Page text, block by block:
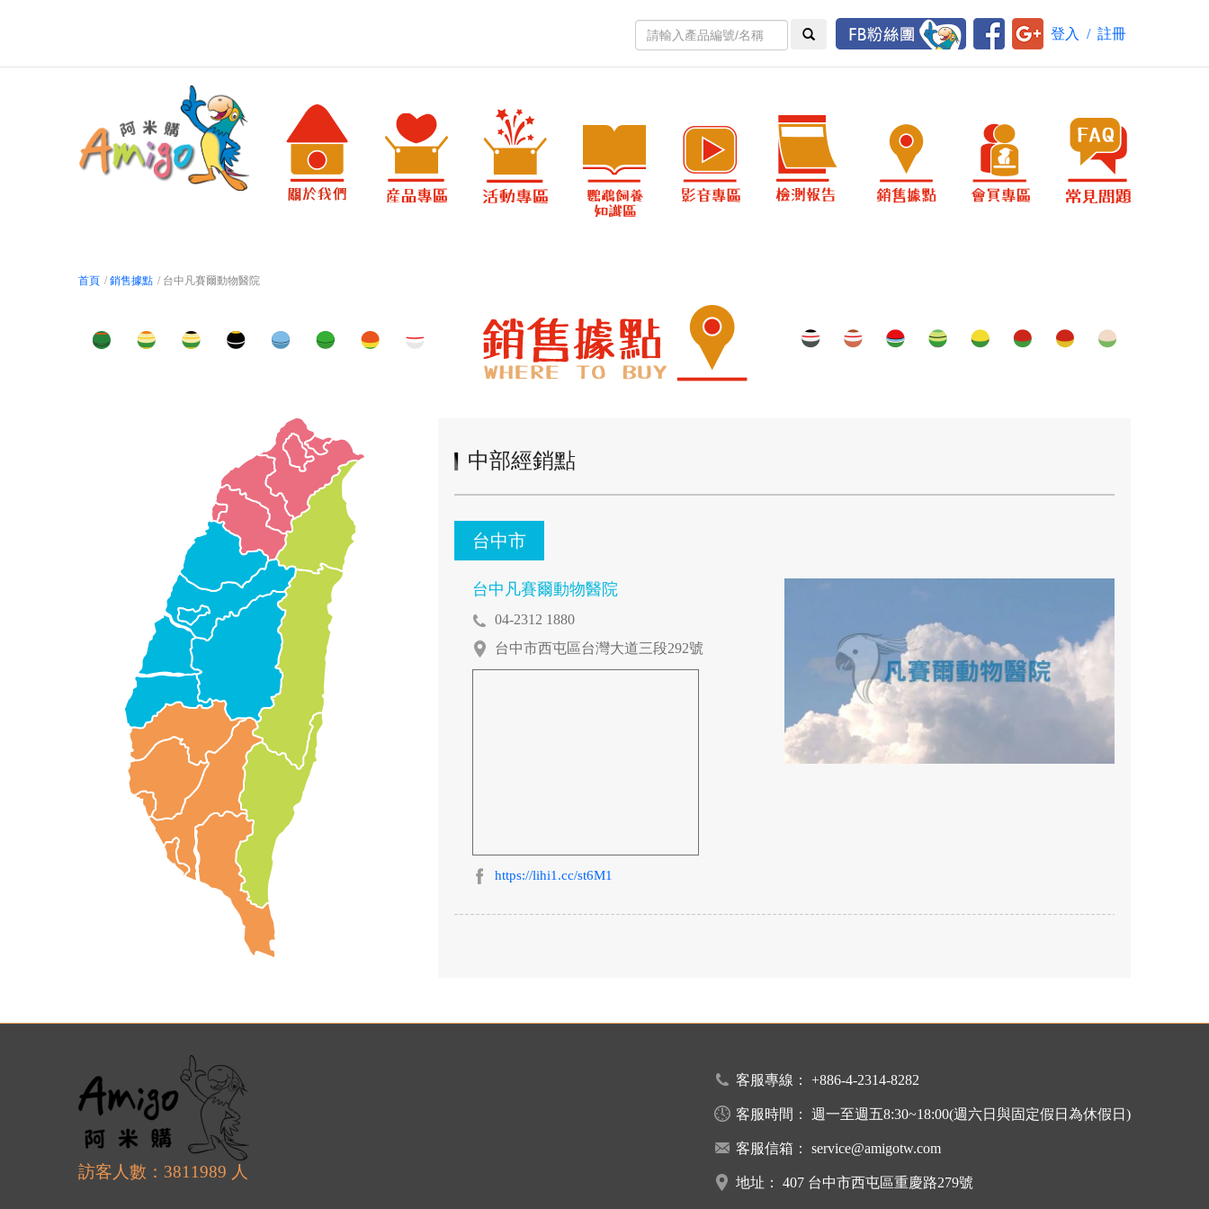
登入 / 註冊
首頁 / 銷售據點 / 台中凡賽爾動物醫院
中部經銷點
台中市
台中凡賽爾動物醫院
04-2312 1880
台中市西屯區台灣大道三段292號
https://lihi1.cc/st6M1
訪客人數：3811989 人
客服專線： +886-4-2314-8282
客服時間： 週一至週五8:30~18:00(週六日與固定假日為休假日)
客服信箱： service@amigotw.com
地址： 407 台中市西屯區重慶路279號